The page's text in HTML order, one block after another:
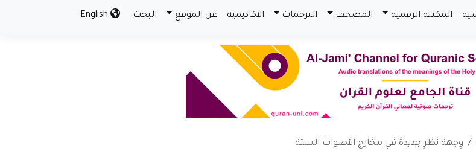
المكتبة الرقمية المصحف الترجمات الأكاديمية عن الموقع البحث
وِجهة نظرٍ جديدة في مخارجِ الأصوات الستة